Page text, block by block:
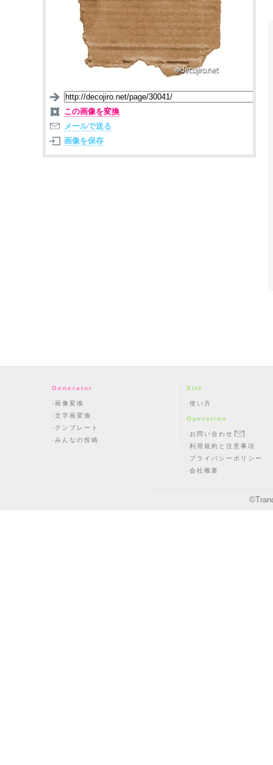
この画像を変換
メールで送る
画像を保存
Generator
画像変換
文字画変換
テンプレート
みんなの投稿
Site
使い方
Operation
お問い合わせ
利用規約と注意事項
プライバシーポリシー
会社概要
©